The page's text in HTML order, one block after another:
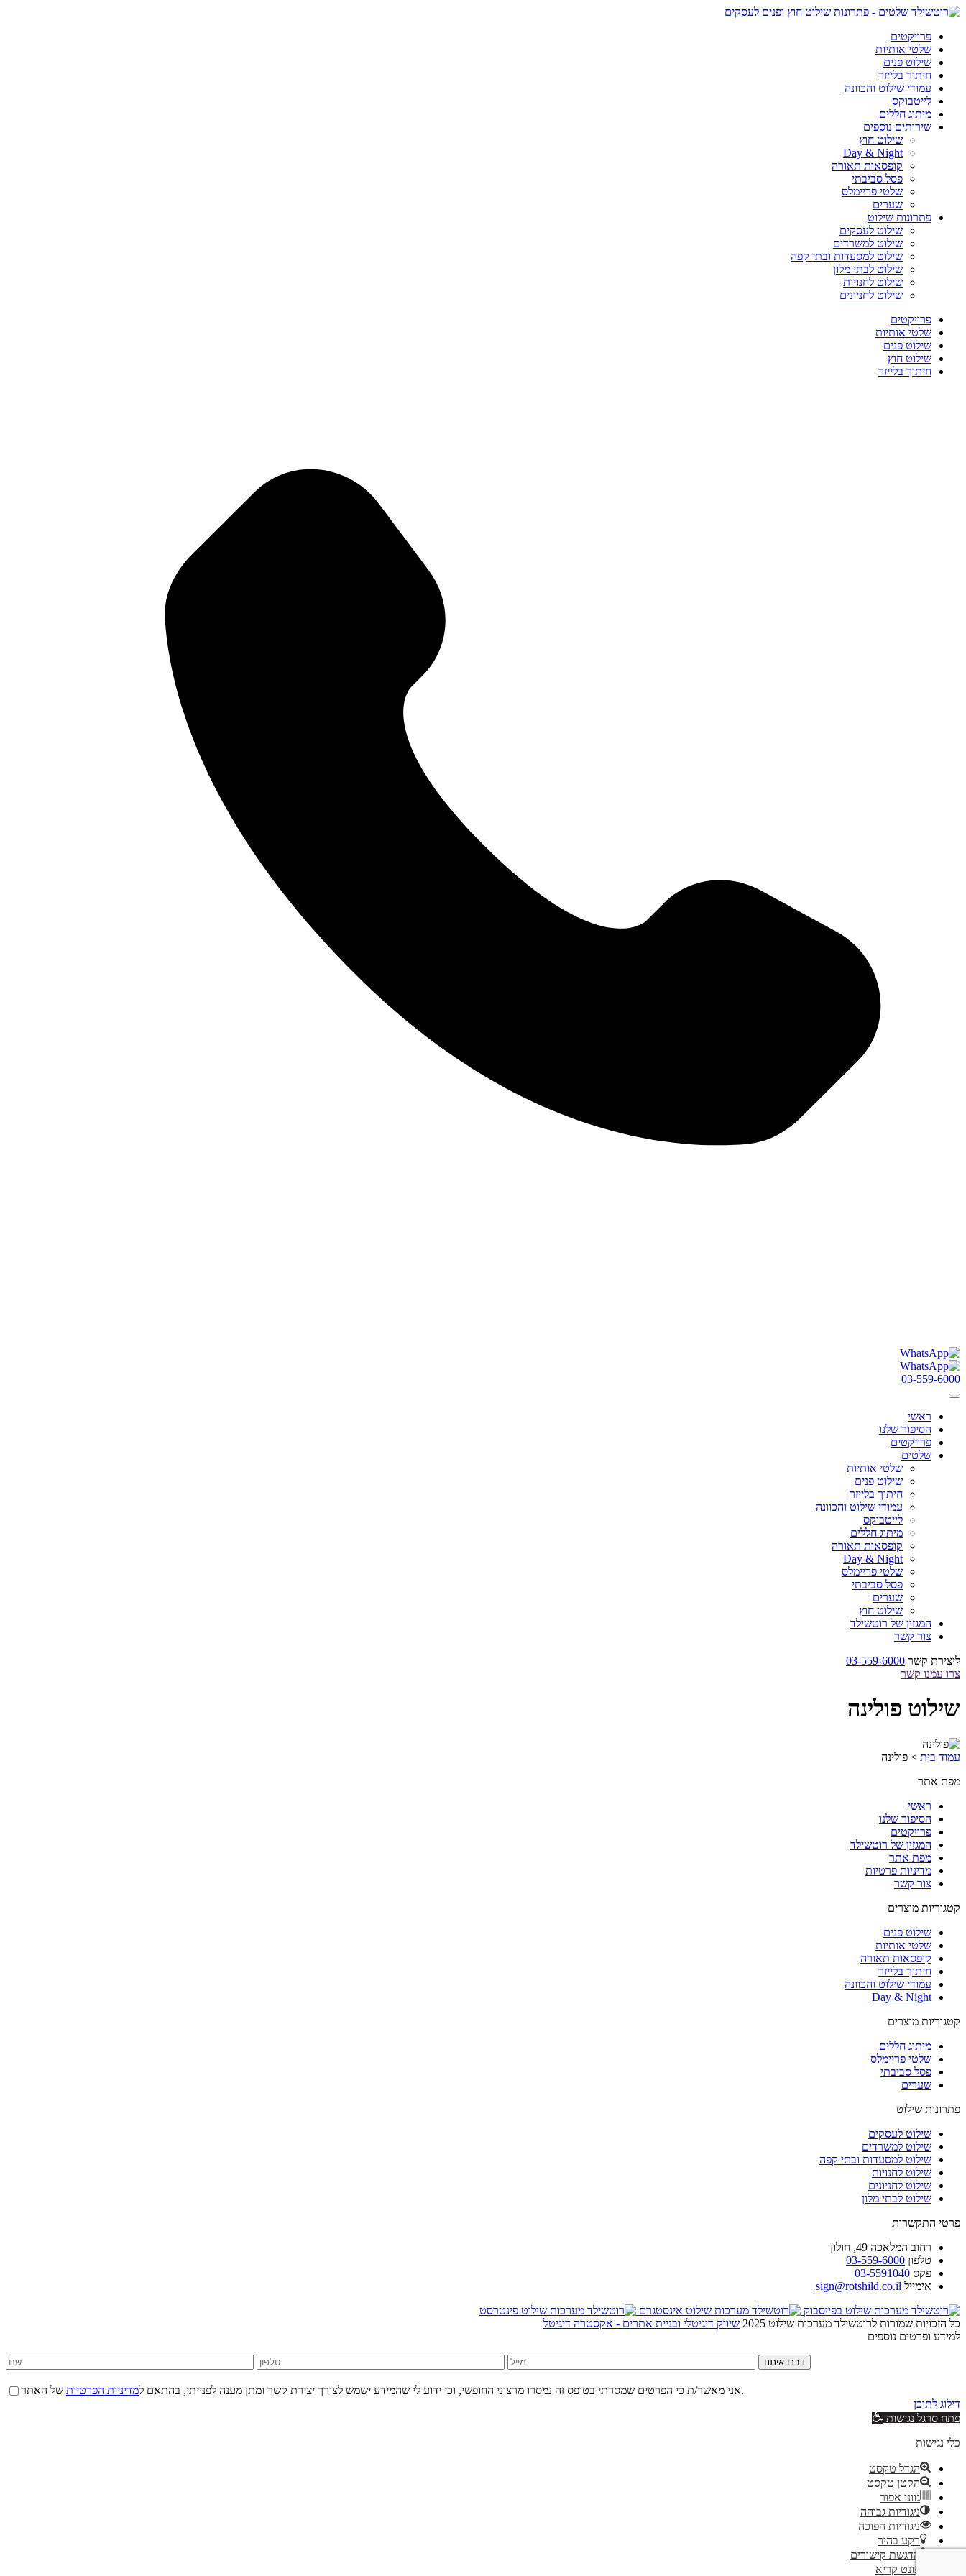
פרויקטים
שלטי אותיות
שילוט פנים
חיתוך בלייזר
עמודי שילוט והכוונה
לייטבוקס
מיתוג חללים
שירותים נוספים
שילוט חוץ
Day & Night
קופסאות תאורה
פסל סביבתי
שלטי פריימלס
שערים
פתרונות שילוט
שילוט לעסקים
שילוט למשרדים
שילוט למסעדות ובתי קפה
שילוט לבתי מלון
שילוט לחנויות
שילוט לחניונים
פרויקטים
שלטי אותיות
שילוט פנים
שילוט חוץ
חיתוך בלייזר
03-559-6000
ראשי
הסיפור שלנו
פרויקטים
שלטים
שלטי אותיות
שילוט פנים
חיתוך בלייזר
עמודי שילוט והכוונה
לייטבוקס
מיתוג חללים
קופסאות תאורה
Day & Night
שלטי פריימלס
פסל סביבתי
שערים
שילוט חוץ
המגזין של רוטשילד
צור קשר
ליצירת קשר 03-559-6000
צרו עמנו קשר
שילוט פולינה
עמוד בית > פולינה
מפת אתר
ראשי
הסיפור שלנו
פרויקטים
המגזין של רוטשילד
מפת אתר
מדיניות פרטיות
צור קשר
קטגוריות מוצרים
שילוט פנים
שלטי אותיות
קופסאות תאורה
חיתוך בלייזר
עמודי שילוט והכוונה
Day & Night
קטגוריות מוצרים
מיתוג חללים
שלטי פריימלס
פסל סביבתי
שערים
פתרונות שילוט
שילוט לעסקים
שילוט למשרדים
שילוט למסעדות ובתי קפה
שילוט לחנויות
שילוט לחניונים
שילוט לבתי מלון
פרטי התקשרות
רחוב המלאכה 49, חולון
טלפון 03-559-6000
פקס 03-5591040
אימייל sign@rotshild.co.il
כל הזכויות שמורות לרוטשילד מערכות שילוט 2025
שיווק דיגיטלי ובניית אתרים - אקסטרה דיגיטל
למידע ופרטים נוספים
דברו איתנו
אני מאשר/ת כי הפרטים שמסרתי בטופס זה נמסרו מרצוני החופשי, וכי ידוע לי שהמידע ישמש לצורך יצירת קשר ומתן מענה לפנייתי, בהתאם למדיניות הפרטיות
של האתר.
דילוג לתוכן
פתח סרגל נגישות
כלי נגישות
הגדל טקסט
הקטן טקסט
גווני אפור
ניגודיות גבוהה
ניגודיות הפוכה
רקע בהיר
הדגשת קישורים
פונט קריא